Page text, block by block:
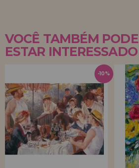
VOCÊ TAMBÉM PODE
ESTAR INTERESSADO
-10%